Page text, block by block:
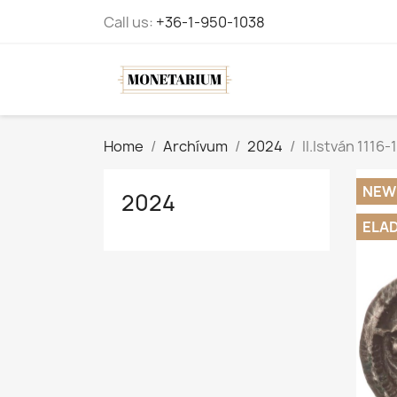
Call us: +36-1-950-1038
Home Archívum 2024 II.István 1116-
2024
NEW